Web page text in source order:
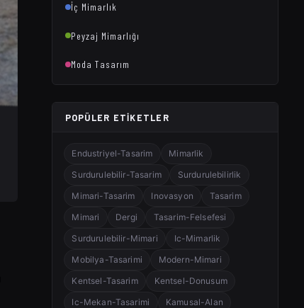
İç Mimarlık
Peyzaj Mimarlığı
Moda Tasarım
POPÜLER ETIKETLER
Endustriyel-Tasarim
Mimarlik
Surdurulebilir-Tasarim
Surdurulebilirlik
Mimari-Tasarim
Inovasyon
Tasarim
Mimari
Dergi
Tasarim-Felsefesi
Surdurulebilir-Mimari
Ic-Mimarlik
Mobilya-Tasarimi
Modern-Mimari
Kentsel-Tasarim
Kentsel-Donusum
Ic-Mekan-Tasarimi
Kamusal-Alan